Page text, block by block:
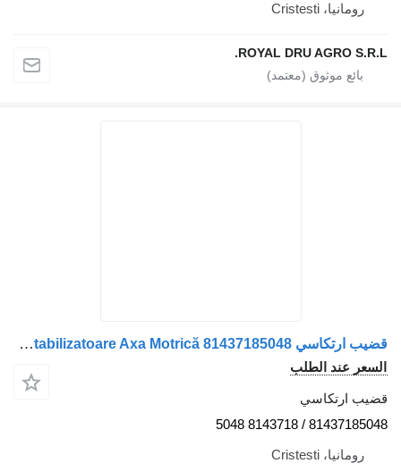
رومانيا، Cristesti
ROYAL DRU AGRO S.R.L.
قضيب ارتكاسي Legătură Bară Stabilizatoare Axa Motrică 81437185048 لـ الشاحنات MAN 81437185048 81437185048 13
السعر عند الطلب
قضيب ارتكاسي
81437185048 / 8143718 5048
رومانيا، Cristesti